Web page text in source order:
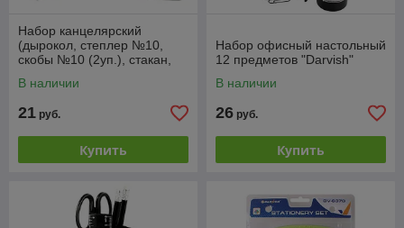
Набор канцелярский
(дырокол, степлер №10,
скобы №10 (2уп.), стакан,
В наличии
21 руб.
Купить
Набор офисный настольный
12 предметов "Darvish"
В наличии
26 руб.
Купить